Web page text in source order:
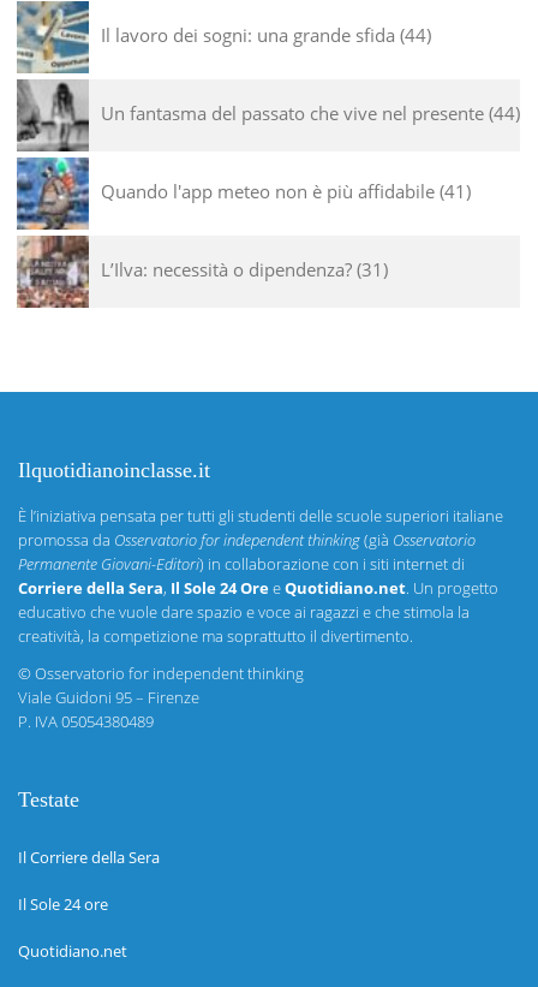
Il lavoro dei sogni: una grande sfida 44
Un fantasma del passato che vive nel presente 44
Quando l'app meteo non è più affidabile 41
L’Ilva: necessità o dipendenza? 31
Ilquotidianoinclasse.it
È l’iniziativa pensata per tutti gli studenti delle scuole superiori italiane
promossa da Osservatorio for independent thinking(già Osservatorio
Permanente Giovani-Editori) in collaborazione con i siti internet di
Corriere della Sera, Il Sole 24 OreeQuotidiano.net. Un progetto
educativo che vuole dare spazio e voce ai ragazzi e che stimola la
creatività, la competizione ma soprattutto il divertimento.
©Osservatorio for independent thinking
Viale Guidoni 95 – Firenze
P. IVA 05054380489
Testate
Il Corriere della Sera
Il Sole 24 ore
Quotidiano.net